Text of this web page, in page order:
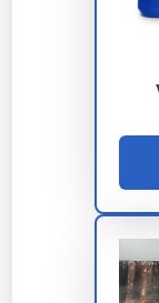
Com
com rapidez.